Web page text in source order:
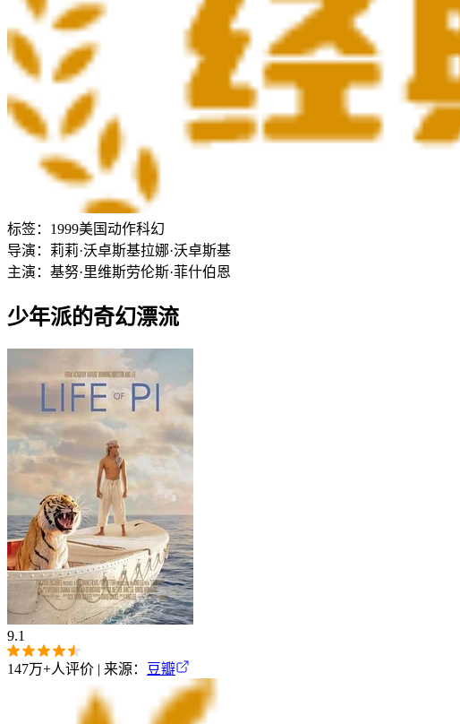
标签： 1999美国动作科幻
导演： 莉莉·沃卓斯基拉娜·沃卓斯基
主演： 基努·里维斯劳伦斯·菲什伯恩
少年派的奇幻漂流
9.1
147万+人评价 | 来源： 豆瓣